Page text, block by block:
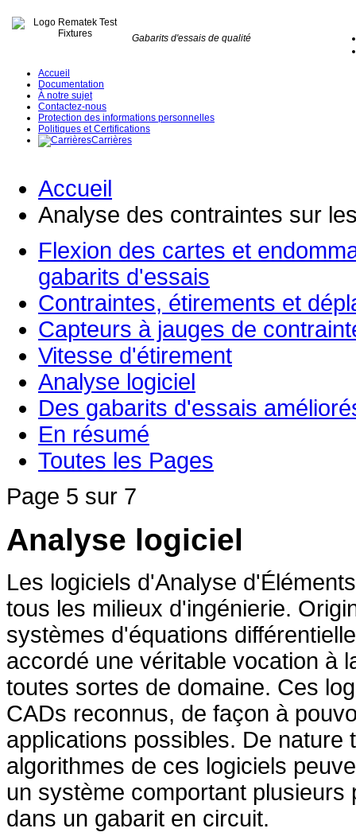
Gabarits d'essais de qualité
Accueil
Documentation
À notre sujet
Contactez-nous
Protection des informations personnelles
Politiques et Certifications
Carrières
Accueil
Analyse des contraintes sur
Flexion des cartes et
gabarits d'essais
Contraintes, étirements et
Capteurs à jauges de
Vitesse d'étirement
Analyse logiciel
Des gabarits d'essais
En résumé
Toutes les Pages
Page 5 sur 7
Analyse logiciel
Les logiciels d'Analyse
tous les milieux d'ingénierie.
systèmes d'équations
accordé une véritable vocation à
toutes sortes de domaine. Ces
CADs reconnus, de façon à
applications possibles. De
algorithmes de ces logiciels
un système comportant
dans un gabarit en circuit.